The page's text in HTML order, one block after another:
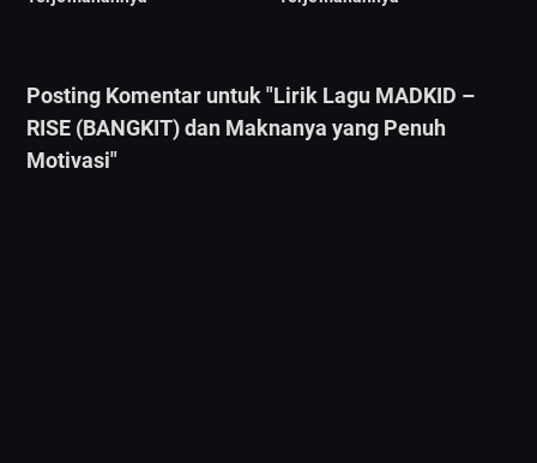
Posting Komentar untuk "Lirik Lagu MADKID –
RISE (BANGKIT) dan Maknanya yang Penuh
Motivasi"